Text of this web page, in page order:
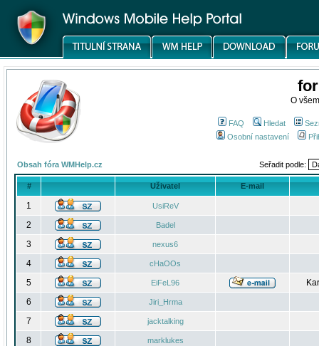
O
FAQ Hledat
Osobní nastavení
Obsah fóra WMHelp.cz Seřadit podle:
# Uživatel E-mail
1 UsiReV
2 Badel
3 nexus6
4 cHaOOs
5 EiFeL96
6
Jiri_Hrma
7 jacktalking
8 marklukes